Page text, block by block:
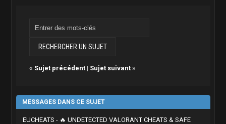
« Sujet précédent| Sujet suivant»
MESSAGES DANS CE SUJET
EUCHEATS - 🔥 UNDETECTED VALORANT CHEATS & SAFE